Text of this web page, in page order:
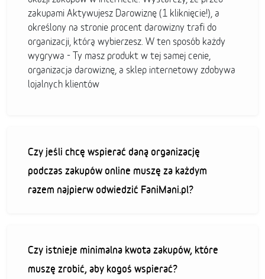
zakupami Aktywujesz Darowiznę (1 kliknięcie!), a
określony na stronie procent darowizny trafi do
organizacji, którą wybierzesz. W ten sposób każdy
wygrywa - Ty masz produkt w tej samej cenie,
organizacja darowiznę, a sklep internetowy zdobywa
lojalnych klientów
Czy jeśli chcę wspierać daną organizację
podczas zakupów online muszę za każdym
razem najpierw odwiedzić FaniMani.pl?
Czy istnieje minimalna kwota zakupów, które
muszę zrobić, aby kogoś wspierać?